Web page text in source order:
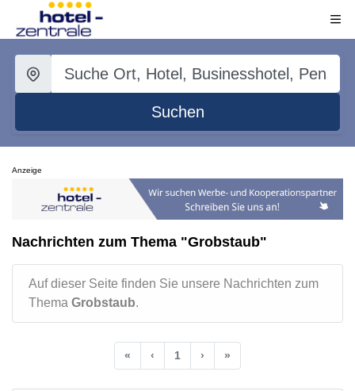
Suchen
Anzeige
Nachrichten zum Thema "Grobstaub"
Auf dieser Seite finden Sie unsere Nachrichten zum
Thema Grobstaub.
« ‹ 1 › »